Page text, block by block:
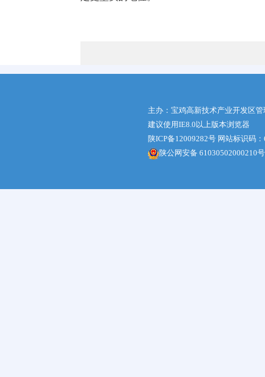
主办：宝鸡高新技术产业开发区
建议使用IE8.0以上版本浏览器
陕ICP备12009282号 网站标识码
陕公网安备 61030502000210号